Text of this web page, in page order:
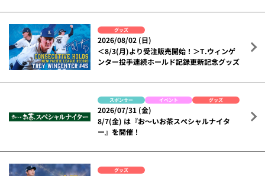
グッズ
2026/08/02 (日)
＜8/3(月)より受注販売開始！＞T.ウィンゲ
ンター投手連続ホールド記録更新記念グッズ
スポンサー イベント グッズ
2026/07/31 (金)
8/7(金) は『お～いお茶スペシャルナイタ
ー』を開催！
グッズ